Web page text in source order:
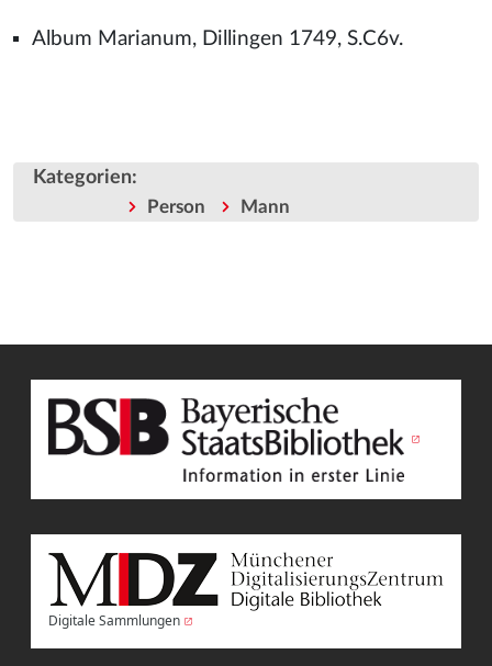
Album Marianum, Dillingen 1749, S.C6v.
Kategorien:
Person Mann
Digitale Sammlungen